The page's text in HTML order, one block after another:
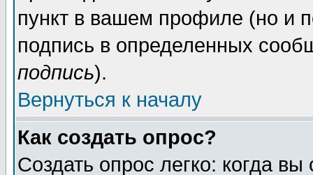
пункт в вашем профиле (но и
подпись в определенных
подпись).
Вернуться к началу
Как создать опрос?
Создать опрос легко: когда